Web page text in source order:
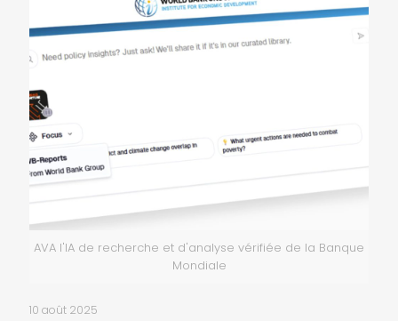
AVA l'IA de recherche et d'analyse vérifiée de la Banque
Mondiale
10 août 2025